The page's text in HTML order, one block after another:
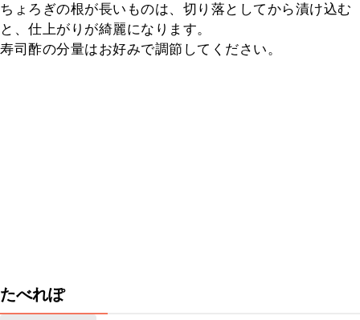
ちょろぎの根が長いものは、切り落としてから漬け込む
と、仕上がりが綺麗になります。
寿司酢の分量はお好みで調節してください。
たべれぽ